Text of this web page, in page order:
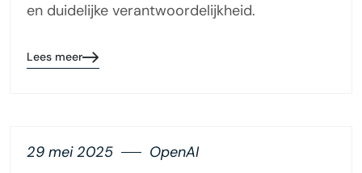
en duidelijke verantwoordelijkheid.
Lees meer
29 mei 2025 OpenAI